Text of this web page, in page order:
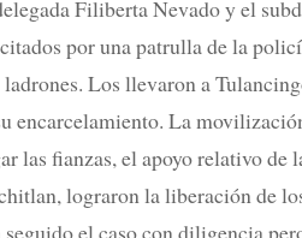
Filiberta Nevado y el
por una patrulla de la
Los llevaron a
encarcelamiento. La
las fianzas, el apoyo relativo de
lograron la liberación de
el caso con diligencia